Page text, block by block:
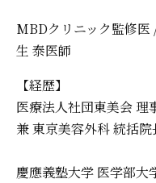
MBDクリニック監修医
生 泰医師
【経歴】
医療法人社団東美会 理
兼 東京美容外科 統括院
慶應義塾大学 医学部